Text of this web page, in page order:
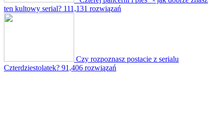
ten kultowy serial? 111,131 rozwiązań
Czy rozpoznasz postacie z serialu
Czterdziestolatek? 91,406 rozwiązań